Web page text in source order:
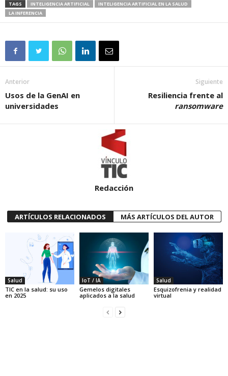
TAGS INTELIGENCIA ARTIFICIAL
INTELIGENCIA ARTIFICIAL EN LA SALUD
LA INFERENCIA
Anterior
Usos de la GenAI en
universidades
Siguiente
Resiliencia frente al
ransomware
Redacción
ARTÍCULOS RELACIONADOS MÁS ARTÍCULOS DEL AUTOR
Salud
TIC en la salud: su uso
en 2025
IoT / IA
Gemelos digitales
aplicados a la salud
Salud
Esquizofrenia y realidad
virtual